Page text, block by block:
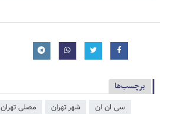
برچسب‌ها
سی ان ان شهر تهران مصلی تهران